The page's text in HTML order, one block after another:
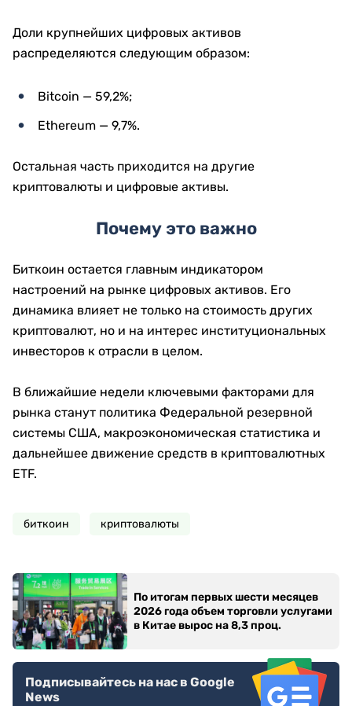
Доли крупнейших цифровых активов
распределяются следующим образом:
Bitcoin — 59,2%;
Ethereum — 9,7%.
Остальная часть приходится на другие
криптовалюты и цифровые активы.
Почему это важно
Биткоин остается главным индикатором
настроений на рынке цифровых активов. Его
динамика влияет не только на стоимость других
криптовалют, но и на интерес институциональных
инвесторов к отрасли в целом.
В ближайшие недели ключевыми факторами для
рынка станут политика Федеральной резервной
системы США, макроэкономическая статистика и
дальнейшее движение средств в криптовалютных
ETF.
биткоин криптовалюты
По итогам первых шести месяцев
2026 года объем торговли услугами
в Китае вырос на 8,3 проц.
Подписывайтесь на нас в Google
News